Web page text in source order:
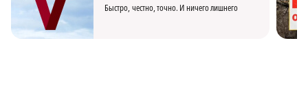
Быстро, честно, точно. И ничего лишнего